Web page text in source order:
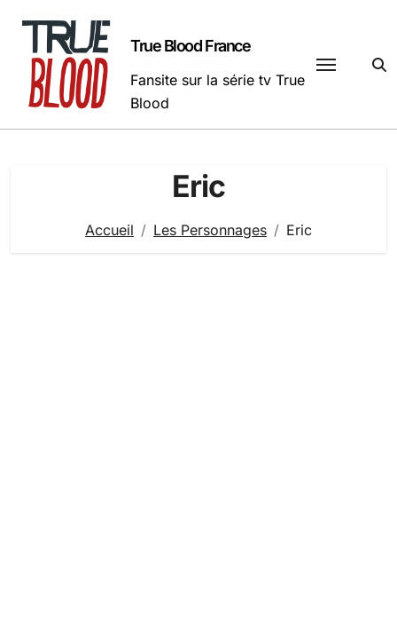
contenu
True Blood France
Fansite sur la série tv True
Blood
Eric
Accueil Les Personnages Eric